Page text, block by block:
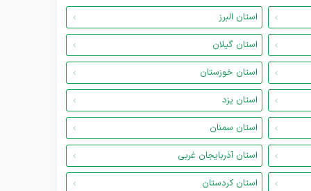
استان البرز
استان گیلان
استان خوزستان
استان یزد
استان سمنان
استان آذربایجان غربی
استان کردستان